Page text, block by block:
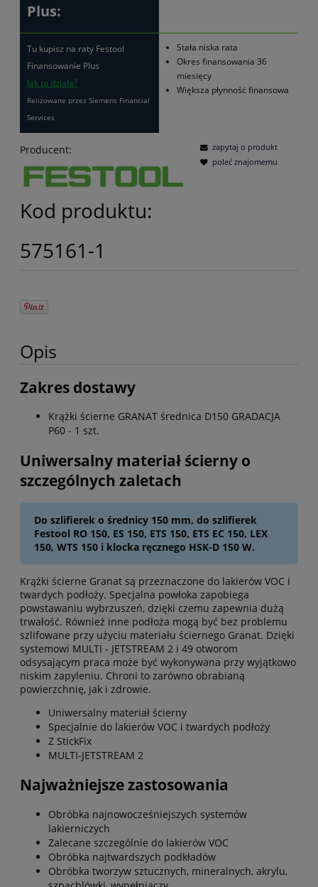
Plus:
Tu kupisz na raty Festool
Finansowanie Plus
Jak to działa?
Relizowane przez Siemens Financial
Services
Stała niska rata
Okres finansowania 36
miesięcy
Większa płynność finansowa
Producent:
Kod produktu:
575161-1
zapytaj o produkt
poleć znajomemu
Opis
Zakres dostawy
Krążki ścierne GRANAT średnica D150 GRADACJA
P60 - 1 szt.
Uniwersalny materiał ścierny o
szczególnych zaletach
Do szlifierek o średnicy 150 mm, do szlifierek
Festool RO 150, ES 150, ETS 150, ETS EC 150, LEX
150, WTS 150 i klocka ręcznego HSK-D 150 W.
Krążki ścierne Granat są przeznaczone do lakierów VOC i
twardych podłoży. Specjalna powłoka zapobiega
powstawaniu wybrzuszeń, dzięki czemu zapewnia dużą
trwałość. Również inne podłoża mogą być bez problemu
szlifowane przy użyciu materiału ściernego Granat. Dzięki
systemowi MULTI - JETSTREAM 2 i 49 otworom
odsysającym praca może być wykonywana przy wyjątkowo
niskim zapyleniu. Chroni to zarówno obrabianą
powierzchnię, jak i zdrowie.
Uniwersalny materiał ścierny
Specjalnie do lakierów VOC i twardych podłoży
Z StickFix
MULTI-JETSTREAM 2
Najważniejsze zastosowania
Obróbka najnowocześniejszych systemów
lakierniczych
Zalecane szczególnie do lakierów VOC
Obróbka najtwardszych podkładów
Obróbka tworzyw sztucznych, mineralnych, akrylu,